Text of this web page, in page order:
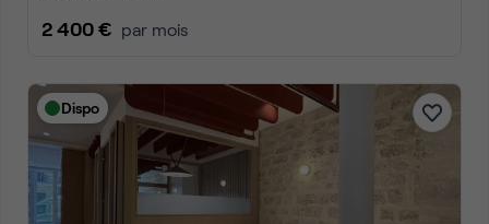
2 400 € par mois
Dispo